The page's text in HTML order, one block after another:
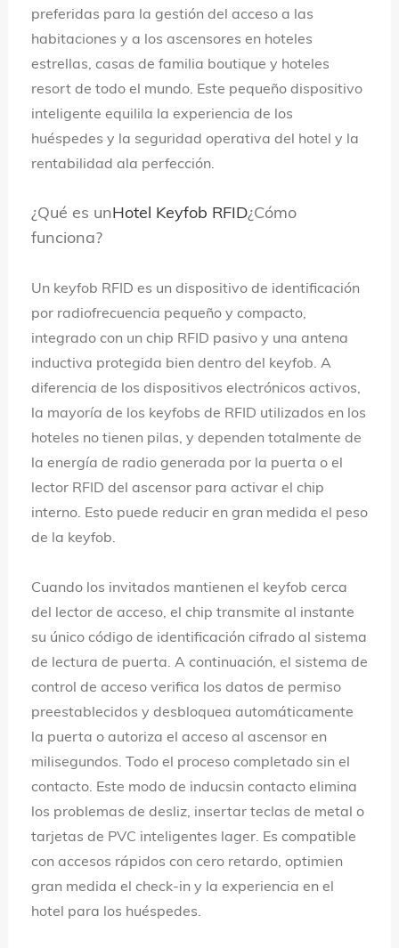
preferidas para la gestión del acceso a las
habitaciones y a los ascensores en hoteles
estrellas, casas de familia boutique y hoteles
resort de todo el mundo. Este pequeño dispositivo
inteligente equilila la experiencia de los
huéspedes y la seguridad operativa del hotel y la
rentabilidad ala perfección.
¿Qué es unHotel Keyfob RFID¿Cómo
funciona?
Un keyfob RFID es un dispositivo de identificación
por radiofrecuencia pequeño y compacto,
integrado con un chip RFID pasivo y una antena
inductiva protegida bien dentro del keyfob. A
diferencia de los dispositivos electrónicos activos,
la mayoría de los keyfobs de RFID utilizados en los
hoteles no tienen pilas, y dependen totalmente de
la energía de radio generada por la puerta o el
lector RFID del ascensor para activar el chip
interno. Esto puede reducir en gran medida el peso
de la keyfob.
Cuando los invitados mantienen el keyfob cerca
del lector de acceso, el chip transmite al instante
su único código de identificación cifrado al sistema
de lectura de puerta. A continuación, el sistema de
control de acceso verifica los datos de permiso
preestablecidos y desbloquea automáticamente
la puerta o autoriza el acceso al ascensor en
milisegundos. Todo el proceso completado sin el
contacto. Este modo de inducsin contacto elimina
los problemas de desliz, insertar teclas de metal o
tarjetas de PVC inteligentes lager. Es compatible
con accesos rápidos con cero retardo, optimien
gran medida el check-in y la experiencia en el
hotel para los huéspedes.